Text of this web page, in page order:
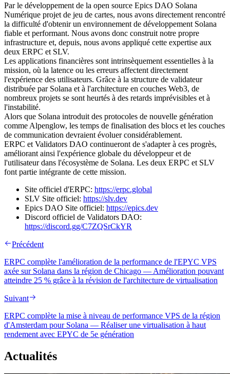
Par le développement de la open source Epics DAO Solana
Numérique projet de jeu de cartes, nous avons directement rencontré
la difficulté d'obtenir un environnement de développement Solana
fiable et performant. Nous avons donc construit notre propre
infrastructure et, depuis, nous avons appliqué cette expertise aux
deux ERPC et SLV.
Les applications financières sont intrinsèquement essentielles à la
mission, où la latence ou les erreurs affectent directement
l'expérience des utilisateurs. Grâce à la structure de validateur
distribuée par Solana et à l'architecture en couches Web3, de
nombreux projets se sont heurtés à des retards imprévisibles et à
l'instabilité.
Alors que Solana introduit des protocoles de nouvelle génération
comme Alpenglow, les temps de finalisation des blocs et les couches
de communication devraient évoluer considérablement.
ERPC et Validators DAO continueront de s'adapter à ces progrès,
améliorant ainsi l'expérience globale du développeur et de
l'utilisateur dans l'écosystème de Solana. Les deux ERPC et SLV
font partie intégrante de cette mission.
Site officiel d'ERPC: https://erpc.global
SLV Site officiel: https://slv.dev
Epics DAO Site officiel: https://epics.dev
Discord officiel de Validators DAO:
https://discord.gg/C7ZQSrCkYR
Précédent
ERPC complète l'amélioration de la performance de l'EPYC VPS
axée sur Solana dans la région de Chicago — Amélioration pouvant
atteindre 25 % grâce à la révision de l'architecture de virtualisation
Suivant
ERPC complète la mise à niveau de performance VPS de la région
d'Amsterdam pour Solana — Réaliser une virtualisation à haut
rendement avec EPYC de 5e génération
Actualités